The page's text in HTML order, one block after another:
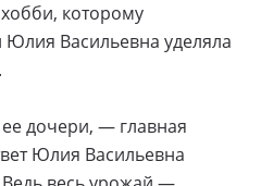
которому
Юлия Васильевна уделяла
дочери, — главная
Юлия Васильевна